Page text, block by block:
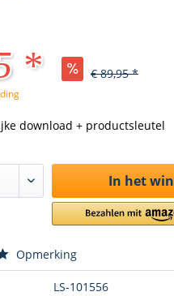
* € 89,95 *
download + productsleutel
In het
Opmerking
LS-101556